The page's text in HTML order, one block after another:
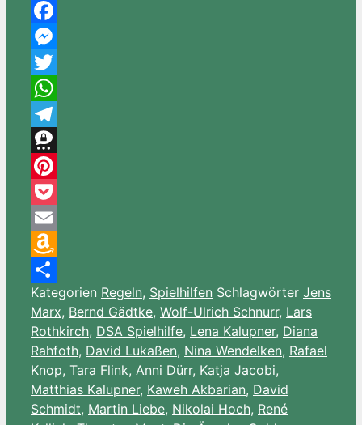
Facebook
Messenger
Twitter
WhatsApp
Telegram
Threema
Pinterest
Pocket
Email
Amazon
Wish
List
Teilen
Kategorien Regeln, Spielhilfen Schlagwörter Jens
Marx, Bernd Gädtke, Wolf-Ulrich Schnurr, Lars
Rothkirch, DSA Spielhilfe, Lena Kalupner, Diana
Rahfoth, David Lukaßen, Nina Wendelken, Rafael
Knop, Tara Flink, Anni Dürr, Katja Jacobi,
Matthias Kalupner, Kaweh Akbarian, David
Schmidt, Martin Liebe, Nikolai Hoch, René